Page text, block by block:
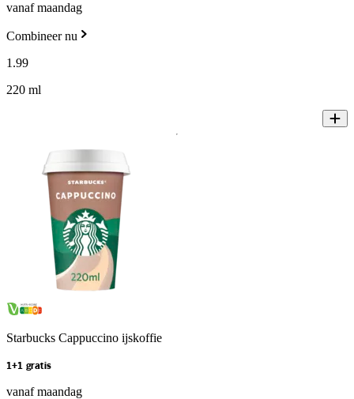
vanaf maandag
Combineer nu
1 .99
220 ml
Starbucks Cappuccino ijskoffie
1+1 gratis
vanaf maandag